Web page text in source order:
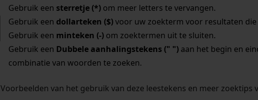
Gebruik een sterretje (*)om meer letters te vervangen.
Gebruik een dollarteken ($)voor uw zoekterm voor resultaten die
Gebruik een minteken (-)om zoektermen uit te sluiten.
Gebruik een Dubbele aanhalingstekens (" ")aan het begin en
combinatie van woorden te zoeken.
Voorbeelden van het gebruik van deze leestekens en meer zoektips